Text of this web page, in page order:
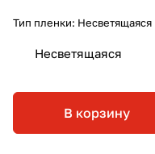
Тип пленки: Несветящаяся
Несветящаяся
В корзину